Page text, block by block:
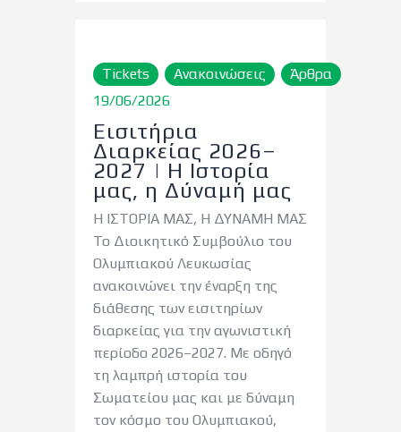
Tickets Ανακοινώσεις
Άρθρα
19/06/2026
Εισιτήρια
Διαρκείας 2026–
2027 | Η Ιστορία
μας, η Δύναμή μας
Η ΙΣΤΟΡΙΑ ΜΑΣ, Η ΔΥΝΑΜΗ ΜΑΣ
Το Διοικητικό Συμβούλιο του
Ολυμπιακού Λευκωσίας
ανακοινώνει την έναρξη της
διάθεσης των εισιτηρίων
διαρκείας για την αγωνιστική
περίοδο 2026–2027. Με οδηγό
τη λαμπρή ιστορία του
Σωματείου μας και με δύναμη
τον κόσμο του Ολυμπιακού,